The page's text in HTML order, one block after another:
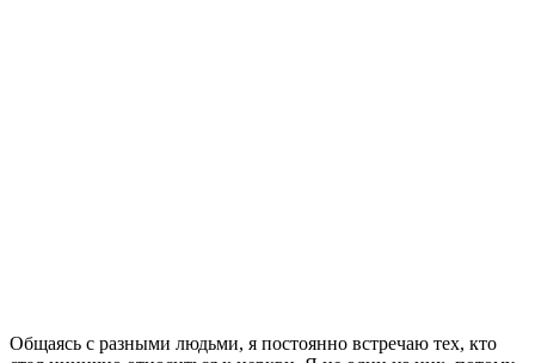
Общаясь с разными людьми, я постоянно встречаю тех, кто